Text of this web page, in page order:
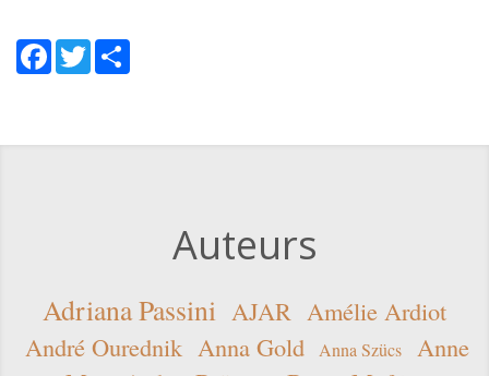
Facebook
Twitter
Auteurs
Adriana Passini AJAR Amélie Ardiot
André Ourednik Anna Gold Anna Szücs
Anne